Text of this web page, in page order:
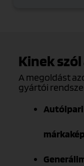
Kinek
A megoldást
gyártói